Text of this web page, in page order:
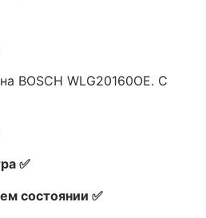
BOSCH WLG20160OE. С
✅
состоянии ✅